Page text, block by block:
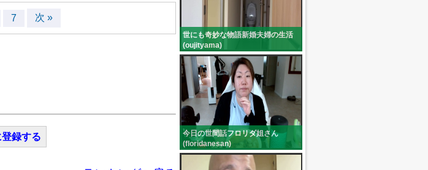
7 次 »
録する
世にも奇妙な物語新婚夫婦の生活
(oujityama)
今日の世間話フロリダ姐さん
(floridanesan)